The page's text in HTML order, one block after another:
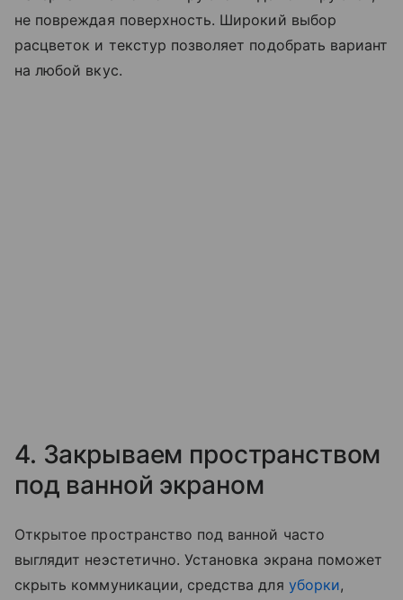
не повреждая поверхность. Широкий выбор
расцветок и текстур позволяет подобрать вариант
на любой вкус.
4. Закрываем пространством
под ванной экраном
Открытое пространство под ванной часто
выглядит неэстетично. Установка экрана поможет
скрыть коммуникации, средства для уборки,